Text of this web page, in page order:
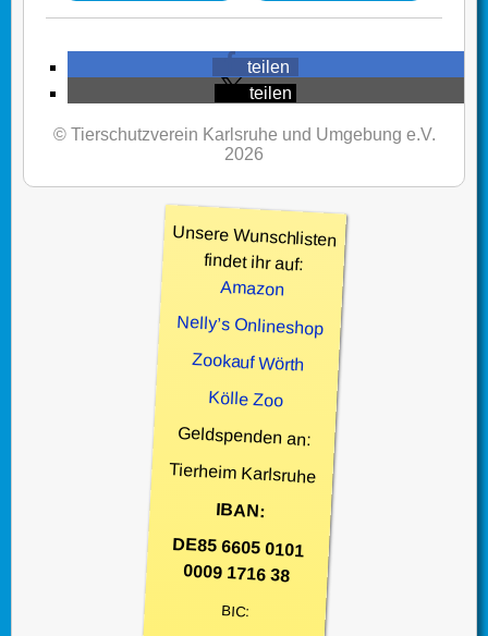
teilen
teilen
© Tierschutzverein Karlsruhe und Umgebung e.V.
2026
Unsere Wunschlisten
findet ihr auf:
Amazon
Nelly’s Onlineshop
Zookauf Wörth
Kölle Zoo
Geldspenden an:
Tierheim Karlsruhe
IBAN:
DE85 6605 0101
0009 1716 38
BIC: